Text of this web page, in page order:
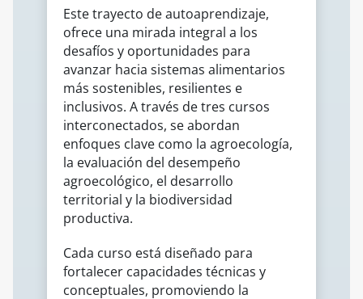
Este trayecto de autoaprendizaje,
ofrece una mirada integral a los
desafíos y oportunidades para
avanzar hacia sistemas alimentarios
más sostenibles, resilientes e
inclusivos. A través de tres cursos
interconectados, se abordan
enfoques clave como la agroecología,
la evaluación del desempeño
agroecológico, el desarrollo
territorial y la biodiversidad
productiva.
Cada curso está diseñado para
fortalecer capacidades técnicas y
conceptuales, promoviendo la